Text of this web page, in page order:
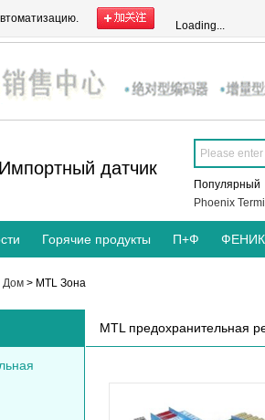
Loading...
Импортный датчик
Популярный
Phoenix
Горячие продукты П+Ф
Дом > MTL Зона
MTL предохранительная